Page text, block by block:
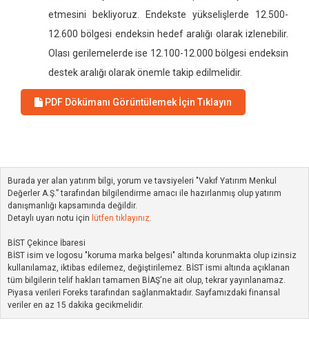
etmesini bekliyoruz. Endekste yükselişlerde 12.500-
12.600 bölgesi endeksin hedef aralığı olarak izlenebilir.
Olası gerilemelerde ise 12.100-12.000 bölgesi endeksin
destek aralığı olarak önemle takip edilmelidir.
PDF Dökümanı Görüntülemek İçin Tıklayın
Burada yer alan yatırım bilgi, yorum ve tavsiyeleri "Vakıf Yatırım Menkul
Değerler A.Ş.” tarafından bilgilendirme amacı ile hazırlanmış olup yatırım
danışmanlığı kapsamında değildir.
Detaylı uyarı notu için lütfen tıklayınız.
BİST Çekince İbaresi
BİST isim ve logosu "koruma marka belgesi" altında korunmakta olup izinsiz
kullanılamaz, iktibas edilemez, değiştirilemez. BİST ismi altında açıklanan
tüm bilgilerin telif hakları tamamen BİAŞ'ne ait olup, tekrar yayınlanamaz.
Piyasa verileri Foreks tarafından sağlanmaktadır. Sayfamızdaki finansal
veriler en az 15 dakika gecikmelidir.